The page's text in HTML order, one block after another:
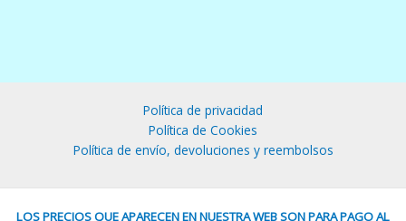
Política de privacidad
Política de Cookies
Política de envío, devoluciones y reembolsos
LOS PRECIOS QUE APARECEN EN NUESTRA WEB SON PARA PAGO AL